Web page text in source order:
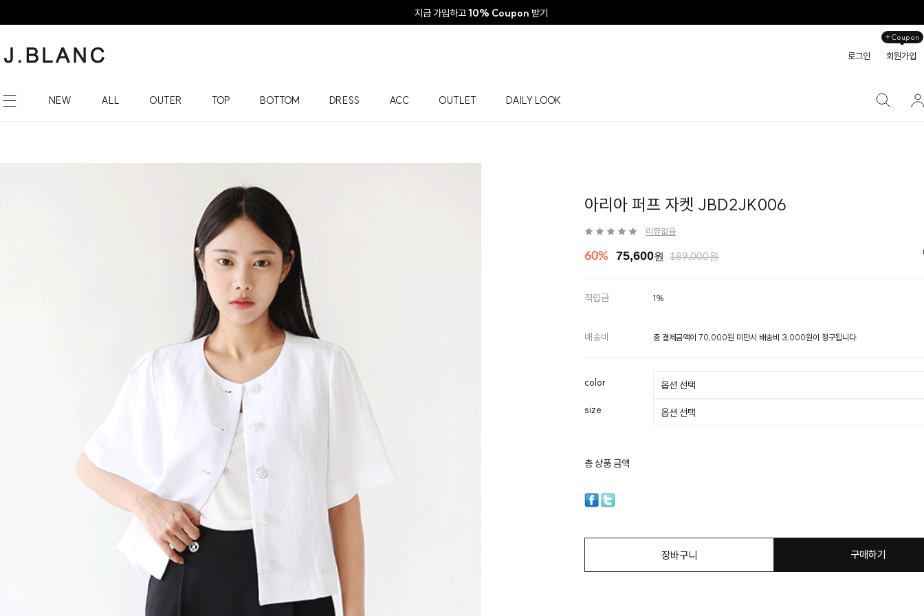
지금 가입하고10% Coupon 받기
로그인 회원가입
+Coupon
NEW ALL OUTER TOP BOTTOM DRESS ACC OUTLET DAILY LOOK
아리아 퍼프 자켓 JBD2JK006
리뷰없음
60% 75,600원 189,000원
적립금 1%
배송비 총 결제금액이 70,000원 미만시 배송비 3,000원이 청구됩니다.
color
size
총 상품 금액
장바구니 구매하기